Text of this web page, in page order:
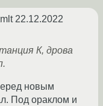
22.12.2022
К, дрова
новым
Под ораклом и